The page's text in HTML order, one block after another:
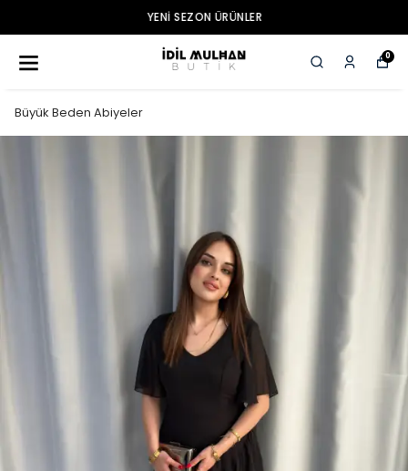
YENI SEZON ÜRÜNLER
0
Büyük Beden Abiyeler